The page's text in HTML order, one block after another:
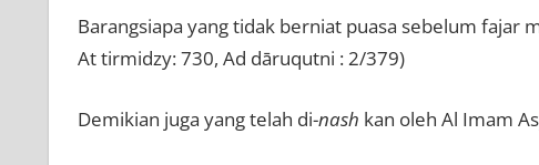
Barangsiapa yang tidak berniat puasa sebelum fajar
At tirmidzy: 730, Ad dāruqutni : 2/379)
Demikian juga yang telah di-nash kan oleh Al Imam